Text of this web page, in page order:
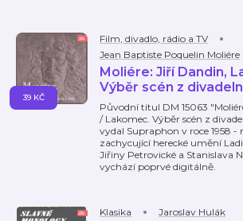
Film, divadlo, rádio a TV
Jean Baptiste Poquelin Moliére
Moliére: Jiří Dandin,
Výběr scén z
Původní titul DM 15063
/ Lakomec. Výběr scén z
vydal Supraphon v roce 1958
zachycující herecké umění
Jiřiny Petrovické a Stanislava
vychází poprvé digitálně.
39 KČ
Klasika Jaroslav Hulák